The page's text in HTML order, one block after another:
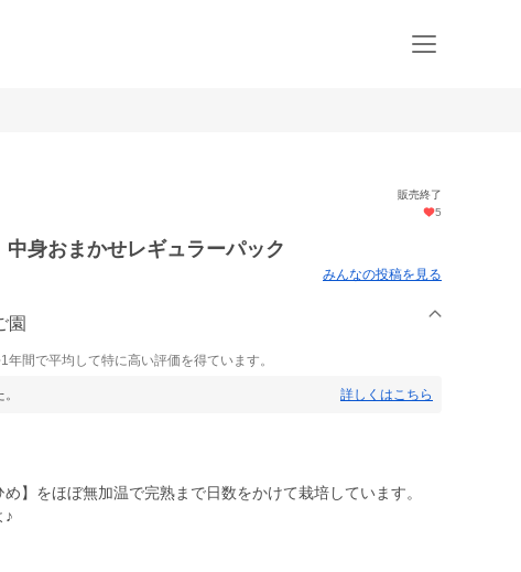
販売終了
5
身おまかせレギュラーパック
みんなの投稿を見る
園
間で平均して特に高い評価を得ています。
詳しくはこちら
】をほぼ無加温で完熟まで日数をかけて栽培しています。
♪